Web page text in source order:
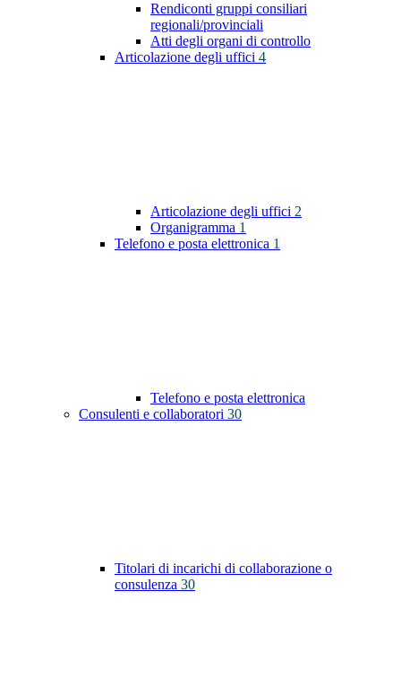
Rendiconti gruppi consiliari
regionali/provinciali
Atti degli organi di controllo
Articolazione degli uffici 4
Articolazione degli uffici 2
Organigramma 1
Telefono e posta elettronica 1
Telefono e posta elettronica
Consulenti e collaboratori 30
Titolari di incarichi di collaborazione o
consulenza 30